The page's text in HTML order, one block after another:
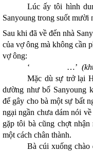
Lúc ấy tôi hình
Sanyoung trong suốt mười
Sau khi đã về đến nhà
của vợ ông mà không cần
vợ ông:
‘ …’
Mặc dù sự trở lại
dường như bố Sanyoung
để gây cho bà một sự bất
ngại ngần chưa dám nói
gặp tôi bà cũng chợt
một cách chân thành.
Bà cúi xuống chào